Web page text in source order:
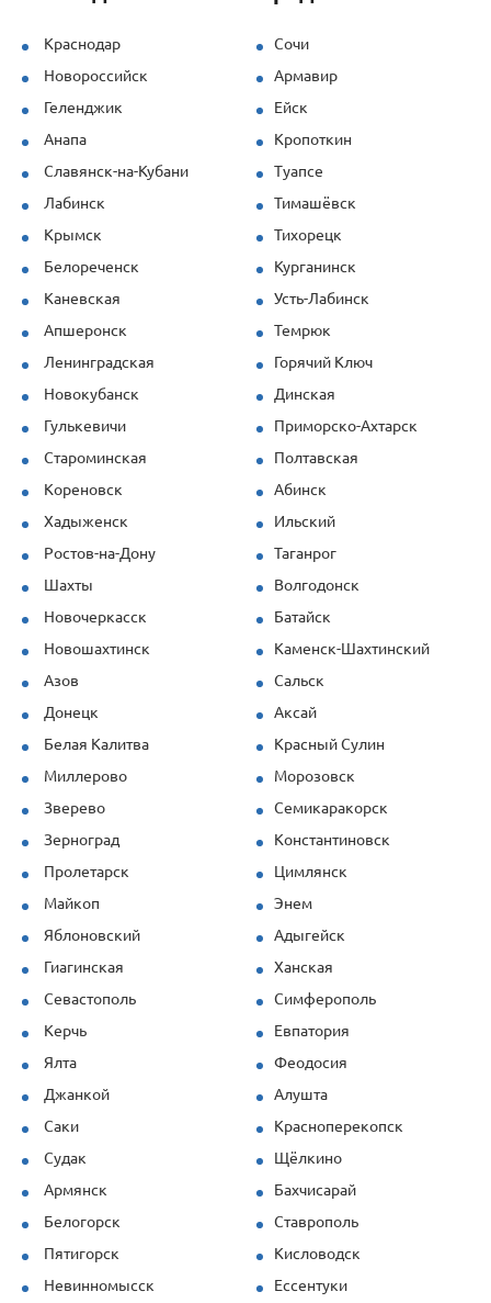
Продукция (опалубка перекрытий и
стеновая) показала себя отлично даже
Краснодар
Сочи
Новороссийск
Армавир
Геленджик
Ейск
Анапа
Кропоткин
Славянск-на-Кубани
Туапсе
Лабинск
Тимашёвск
Крымск
Тихорецк
Белореченск
Курганинск
Каневская
Усть-Лабинск
Апшеронск
Темрюк
Ленинградская
Горячий Ключ
Новокубанск
Динская
Гулькевичи
Приморско-Ахтарск
Староминская
Полтавская
Кореновск
Абинск
Хадыженск
Ильский
Ростов-на-Дону
Таганрог
Шахты
Волгодонск
Новочеркасск
Батайск
Новошахтинск
Каменск-Шахтинский
Азов
Сальск
Донецк
Аксай
Белая Калитва
Красный Сулин
Миллерово
Морозовск
Зверево
Семикаракорск
Зерноград
Константиновск
Пролетарск
Цимлянск
Майкоп
Энем
Яблоновский
Адыгейск
Гиагинская
Ханская
Севастополь
Симферополь
Керчь
Евпатория
Ялта
Феодосия
Джанкой
Алушта
Саки
Красноперекопск
Судак
Щёлкино
Армянск
Бахчисарай
Белогорск
Ставрополь
Пятигорск
Кисловодск
Невинномысск
Ессентуки